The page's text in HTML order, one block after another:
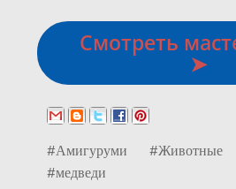
Смотреть
➤
#Амигуруми #Животные
#медведи